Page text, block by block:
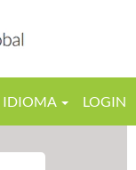
IDIOMA LOGIN